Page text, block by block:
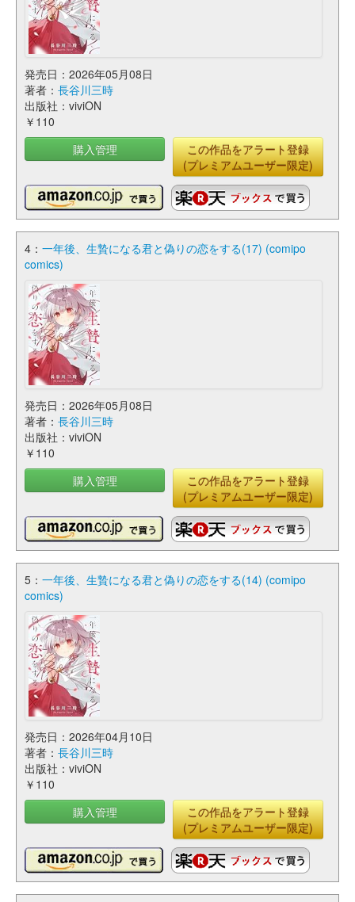
発売日：2026年05月08日
著者： 長谷川三時
出版社：viviON
￥110
購入管理
この作品をアラート登録
(プレミアムユーザー限定)
4： 一年後、生贄になる君と偽りの恋をする(17) (comipo
comics)
発売日：2026年05月08日
著者： 長谷川三時
出版社：viviON
￥110
購入管理
この作品をアラート登録
(プレミアムユーザー限定)
5： 一年後、生贄になる君と偽りの恋をする(14) (comipo
comics)
発売日：2026年04月10日
著者： 長谷川三時
出版社：viviON
￥110
購入管理
この作品をアラート登録
(プレミアムユーザー限定)